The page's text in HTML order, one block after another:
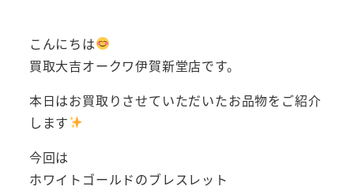
こんにちは
買取大吉オークワ伊賀新堂店です。
本日はお買取りさせていただいたお品物をご紹介
します
今回は
ホワイトゴールドのブレスレット